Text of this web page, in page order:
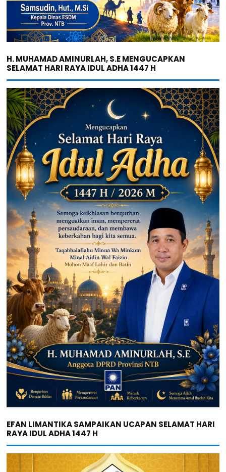
H. MUHAMAD AMINURLAH, S.E MENGUCAPKAN
SELAMAT HARI RAYA IDUL ADHA 1447 H
EFAN LIMANTIKA SAMPAIKAN UCAPAN SELAMAT HARI
RAYA IDUL ADHA 1447 H